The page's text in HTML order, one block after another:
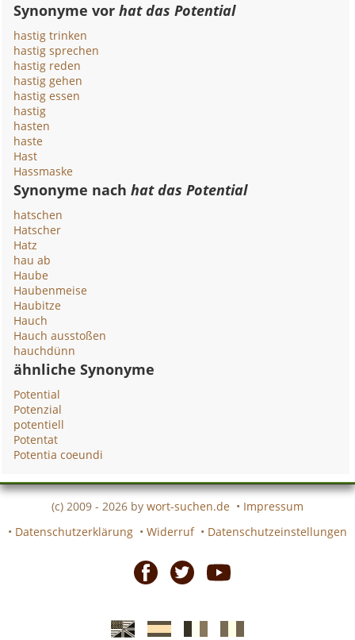
Synonyme vorhat das Potential
hastig trinken
hastig sprechen
hastig reden
hastig gehen
hastig essen
hastig
hasten
haste
Hast
Hassmaske
Synonyme nachhat das Potential
hatschen
Hatscher
Hatz
hau ab
Haube
Haubenmeise
Haubitze
Hauch
Hauch ausstoßen
hauchdünn
ähnliche Synonyme
Potential
Potenzial
potentiell
Potentat
Potentia coeundi
(c) 2009 - 2026 by wort-suchen.de • Impressum
• Datenschutzerklärung • Widerruf • Datenschutzeinstellungen